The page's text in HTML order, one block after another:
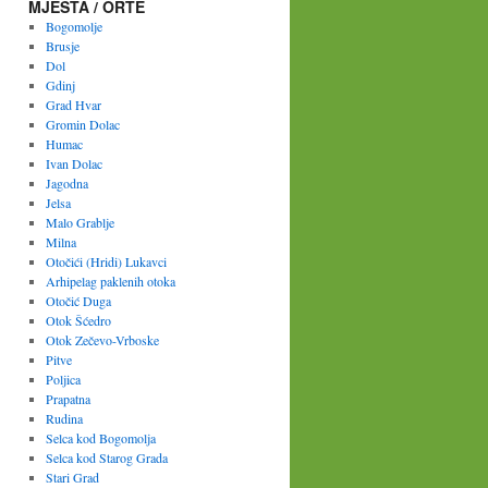
MJESTA / ORTE
Bogomolje
Brusje
Dol
Gdinj
Grad Hvar
Gromin Dolac
Humac
Ivan Dolac
Jagodna
Jelsa
Malo Grablje
Milna
Otočići (Hridi) Lukavci
Arhipelag paklenih otoka
Otočić Duga
Otok Šćedro
Otok Zečevo-Vrboske
Pitve
Poljica
Prapatna
Rudina
Selca kod Bogomolja
Selca kod Starog Grada
Stari Grad